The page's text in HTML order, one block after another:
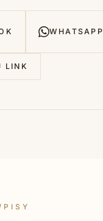
WHATSAPP
LINK